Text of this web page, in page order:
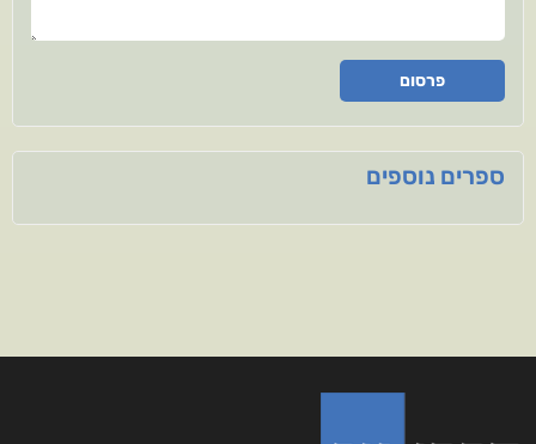
פרסום
ספרים נוספים